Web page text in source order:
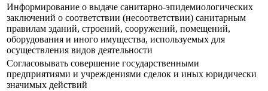
Информирование о выдаче санитарно-эпидемиологических
заключений о соответствии (несоответствии) санитарным
правилам зданий, строений, сооружений, помещений,
оборудования и иного имущества, используемых для
осуществления видов деятельности
Согласовывать совершение государственными
предприятиями и учреждениями сделок и иных юридически
значимых действий